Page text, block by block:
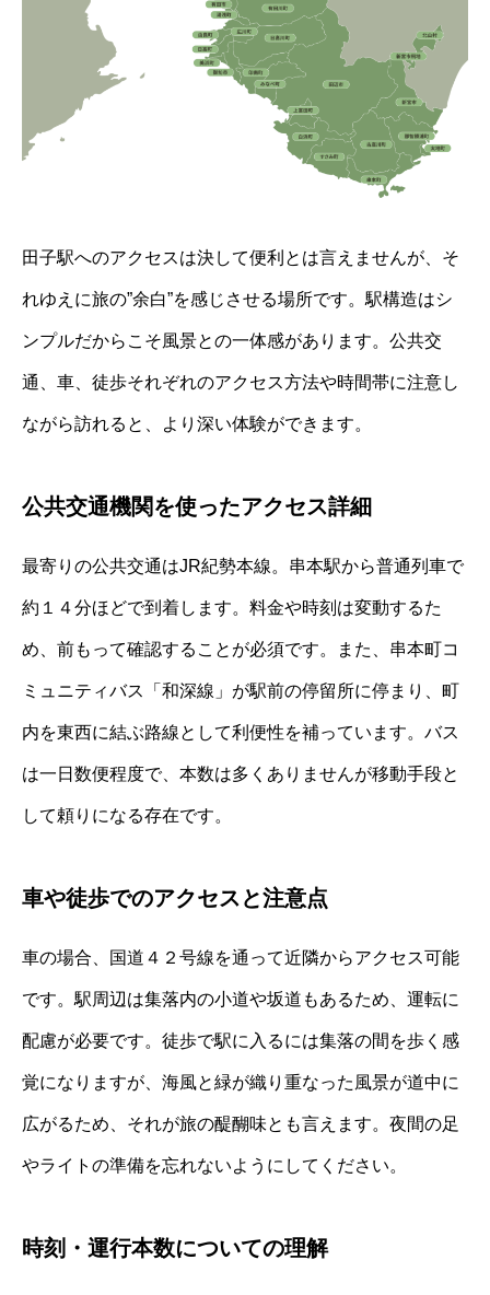
田子駅へのアクセスは決して便利とは言えませんが、そ
れゆえに旅の”余白”を感じさせる場所です。駅構造はシ
ンプルだからこそ風景との一体感があります。公共交
通、車、徒歩それぞれのアクセス方法や時間帯に注意し
ながら訪れると、より深い体験ができます。
公共交通機関を使ったアクセス詳細
最寄りの公共交通はJR紀勢本線。串本駅から普通列車で
約１４分ほどで到着します。料金や時刻は変動するた
め、前もって確認することが必須です。また、串本町コ
ミュニティバス「和深線」が駅前の停留所に停まり、町
内を東西に結ぶ路線として利便性を補っています。バス
は一日数便程度で、本数は多くありませんが移動手段と
して頼りになる存在です。
車や徒歩でのアクセスと注意点
車の場合、国道４２号線を通って近隣からアクセス可能
です。駅周辺は集落内の小道や坂道もあるため、運転に
配慮が必要です。徒歩で駅に入るには集落の間を歩く感
覚になりますが、海風と緑が織り重なった風景が道中に
広がるため、それが旅の醍醐味とも言えます。夜間の足
やライトの準備を忘れないようにしてください。
時刻・運行本数についての理解